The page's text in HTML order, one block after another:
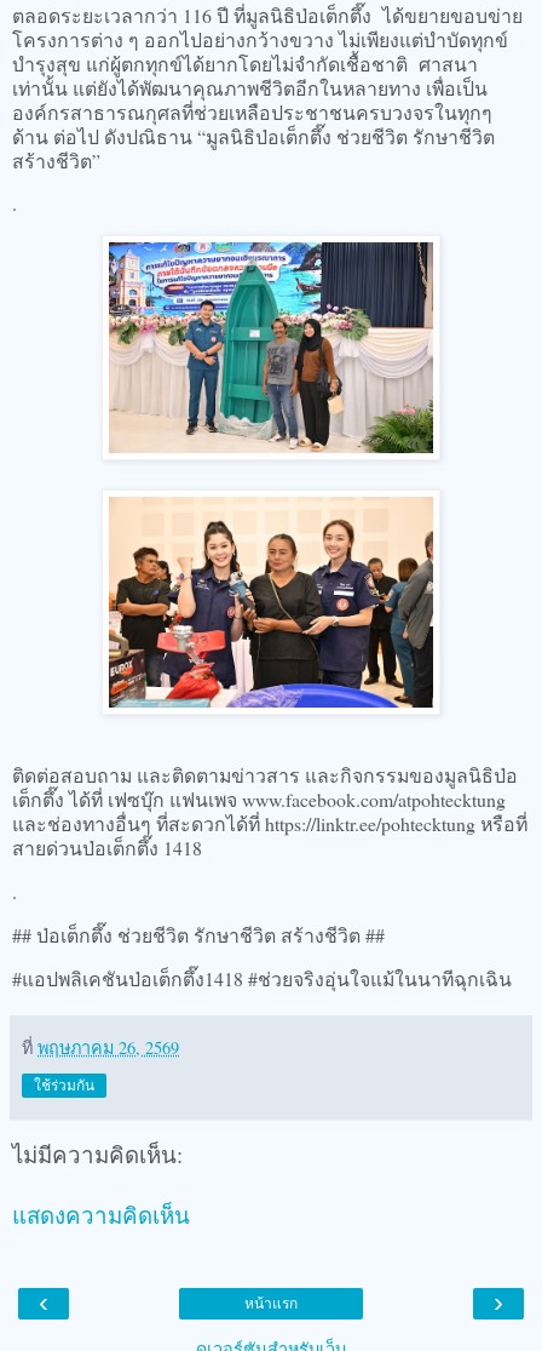
ตลอดระยะเวลากว่า 116 ปี ที่มูลนิธิป่อเต็กตึ๊ง ได้ขยายขอบข่าย
โครงการต่าง ๆ ออกไปอย่างกว้างขวาง ไม่เพียงแต่บำบัดทุกข์
บำรุงสุข แก่ผู้ตกทุกข์ได้ยากโดยไม่จำกัดเชื้อชาติ ศาสนา
เท่านั้น แต่ยังได้พัฒนาคุณภาพชีวิตอีกในหลายทาง เพื่อเป็น
องค์กรสาธารณกุศลที่ช่วยเหลือประชาชนครบวงจรในทุกๆ
ด้าน ต่อไป ดังปณิธาน “มูลนิธิป่อเต็กตึ๊ง ช่วยชีวิต รักษาชีวิต
สร้างชีวิต”
.
ติดต่อสอบถาม และติดตามข่าวสาร และกิจกรรมของมูลนิธิป่อ
เต็กตึ๊ง ได้ที่ เฟซบุ๊ก แฟนเพจ www.facebook.com/atpohtecktung
และช่องทางอื่นๆ ที่สะดวกได้ที่ https://linktr.ee/pohtecktung หรือที่
สายด่วนป่อเต็กตึ๊ง 1418
.
## ป่อเต็กตึ๊ง ช่วยชีวิต รักษาชีวิต สร้างชีวิต ##
#แอปพลิเคชันป่อเต็กตึ๊ง1418 #ช่วยจริงอุ่นใจแม้ในนาทีฉุกเฉิน
ที่ พฤษภาคม 26, 2569
ใช้ร่วมกัน
ไม่มีความคิดเห็น:
แสดงความคิดเห็น
‹ ›
หน้าแรก